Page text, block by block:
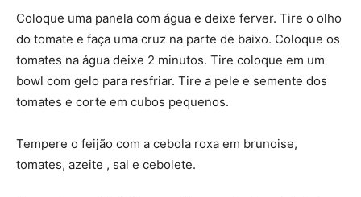
Coloque uma panela com água e deixe ferver. Tire o olho
do tomate e faça uma cruz na parte de baixo. Coloque os
tomates na água deixe 2 minutos. Tire coloque em um
bowl com gelo para resfriar. Tire a pele e semente dos
tomates e corte em cubos pequenos.
Tempere o feijão com a cebola roxa em brunoise,
tomates, azeite , sal e cebolete.